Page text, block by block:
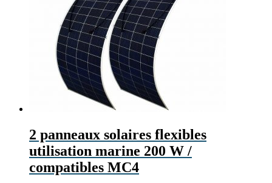
2 panneaux solaires flexibles
utilisation marine 200 W /
compatibles MC4